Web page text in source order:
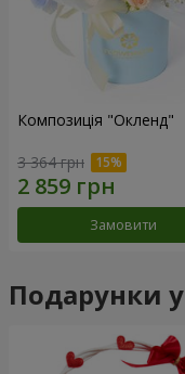
Композиція "Окленд"
3 364 грн
Замовити
Подарунки у